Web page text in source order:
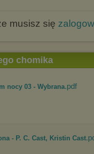
musisz się
chomika
nocy 03 - Wybrana.pdf
- P. C. Cast, Kristin Cast